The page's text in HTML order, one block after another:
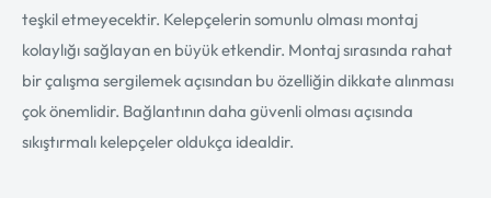
teşkil etmeyecektir. Kelepçelerin somunlu olması montaj
kolaylığı sağlayan en büyük etkendir. Montaj sırasında rahat
bir çalışma sergilemek açısından bu özelliğin dikkate alınması
çok önemlidir. Bağlantının daha güvenli olması açısında
sıkıştırmalı kelepçeler oldukça idealdir.